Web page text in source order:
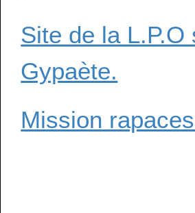
Site de la
Gypaète.
Mission